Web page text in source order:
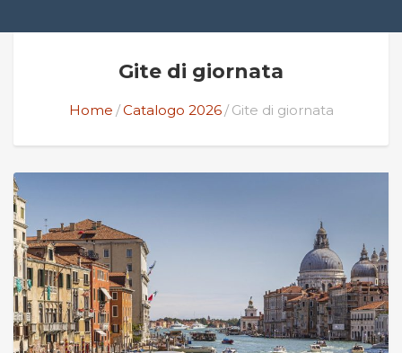
Gite di giornata
Home Catalogo 2026 Gite di giornata